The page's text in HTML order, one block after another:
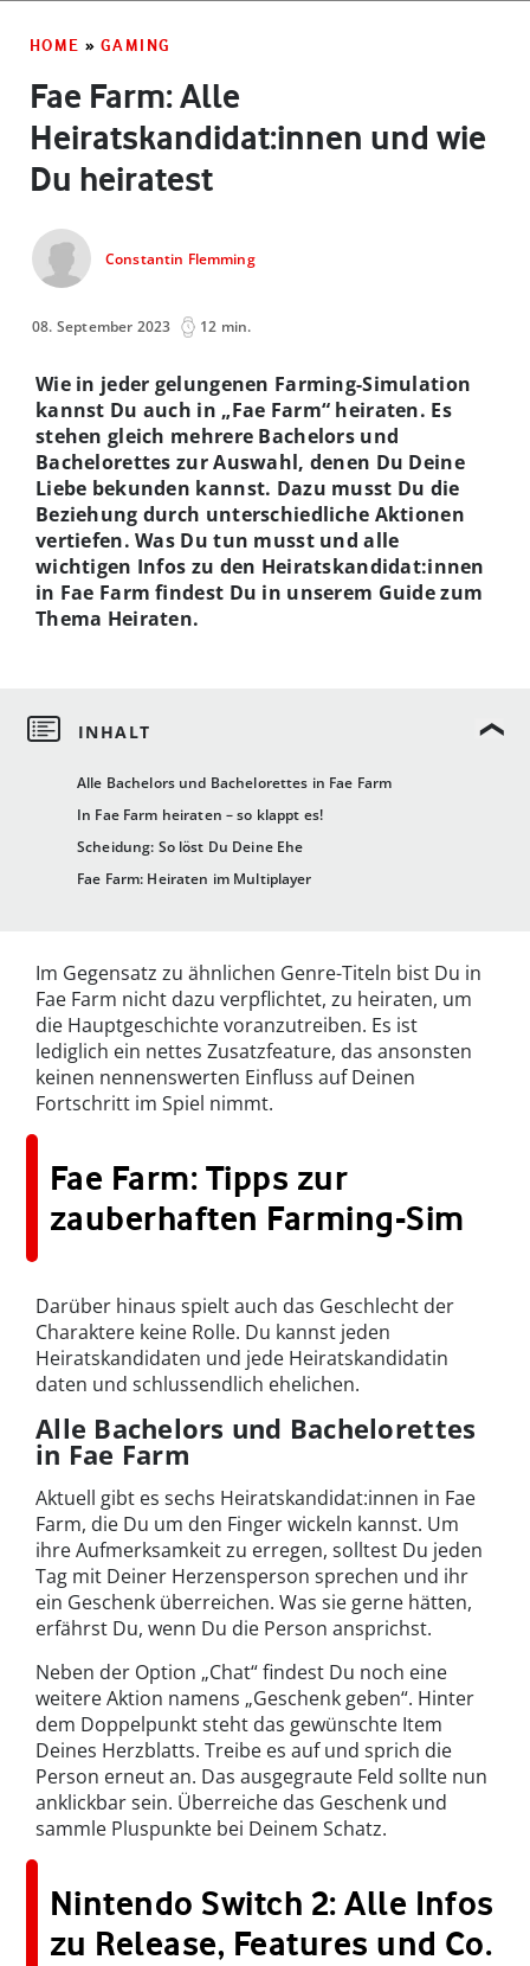
HOME » GAMING
Fae Farm: Alle
Heiratskandidat:innen und wie
Du heiratest
Constantin Flemming
08. September 2023 12 min.
Alle Bachelors und Bachelorettes in Fae Farm
In Fae Farm heiraten – so klappt es!
Scheidung: So löst Du Deine Ehe
Fae Farm: Heiraten im Multiplayer
Wie in jeder gelungenen Farming-Simulation
kannst Du auch in „Fae Farm“ heiraten. Es
stehen gleich mehrere Bachelors und
Bachelorettes zur Auswahl, denen Du Deine
Liebe bekunden kannst. Dazu musst Du die
Beziehung durch unterschiedliche Aktionen
vertiefen. Was Du tun musst und alle
wichtigen Infos zu den Heiratskandidat:innen
in Fae Farm findest Du in unserem Guide zum
Thema Heiraten.
Im Gegensatz zu ähnlichen Genre-Titeln bist Du in
Fae Farm nicht dazu verpflichtet, zu heiraten, um
die Hauptgeschichte voranzutreiben. Es ist
lediglich ein nettes Zusatzfeature, das ansonsten
keinen nennenswerten Einfluss auf Deinen
Fortschritt im Spiel nimmt.
Fae Farm: Tipps zur
zauberhaften Farming-Sim
Darüber hinaus spielt auch das Geschlecht der
Charaktere keine Rolle. Du kannst jeden
Heiratskandidaten und jede Heiratskandidatin
daten und schlussendlich ehelichen.
Alle Bachelors und Bachelorettes
in Fae Farm
Aktuell gibt es sechs Heiratskandidat:innen in Fae
Farm, die Du um den Finger wickeln kannst. Um
ihre Aufmerksamkeit zu erregen, solltest Du jeden
Tag mit Deiner Herzensperson sprechen und ihr
ein Geschenk überreichen. Was sie gerne hätten,
erfährst Du, wenn Du die Person ansprichst.
Neben der Option „Chat“ findest Du noch eine
weitere Aktion namens „Geschenk geben“. Hinter
dem Doppelpunkt steht das gewünschte Item
Deines Herzblatts. Treibe es auf und sprich die
Person erneut an. Das ausgegraute Feld sollte nun
anklickbar sein. Überreiche das Geschenk und
sammle Pluspunkte bei Deinem Schatz.
Nintendo Switch 2: Alle Infos
zu Release, Features und Co.